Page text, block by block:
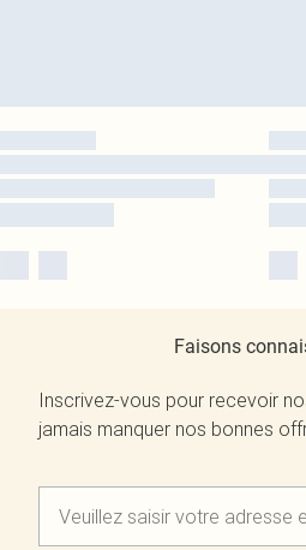
Faisons
Inscrivez-vous pour recevoir
jamais manquer nos bonnes